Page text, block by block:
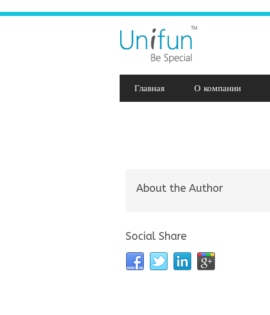
Главная О компании
About the Author
Social Share